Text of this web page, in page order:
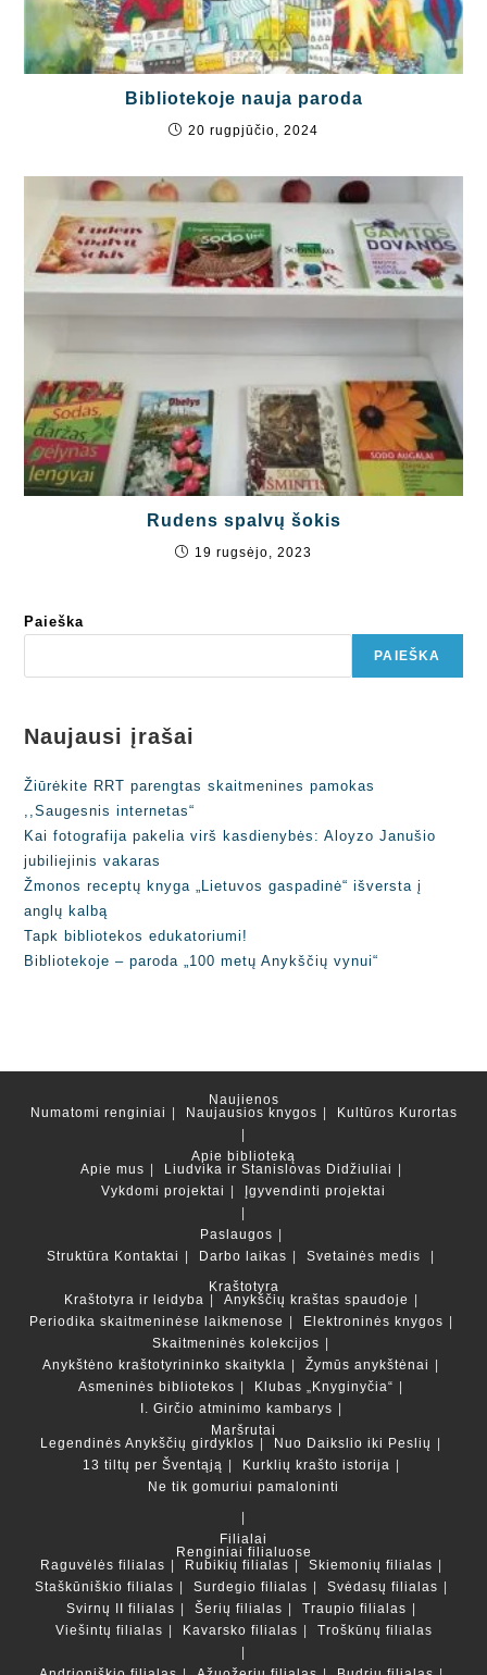
Bibliotekoje nauja paroda
20 rugpjūčio, 2024
Rudens spalvų šokis
19 rugsėjo, 2023
Paieška
PAIEŠKA
Naujausi įrašai
Žiūrėkite RRT parengtas skaitmenines pamokas
,,Saugesnis internetas“
Kai fotografija pakelia virš kasdienybės: Aloyzo Janušio
jubiliejinis vakaras
Žmonos receptų knyga „Lietuvos gaspadinė“ išversta į
anglų kalbą
Tapk bibliotekos edukatoriumi!
Bibliotekoje – paroda „100 metų Anykščių vynui“
Naujienos
Numatomi renginiai
Naujausios knygos Kultūros Kurortas
Apie biblioteką
Apie mus
Liudvika ir Stanislovas Didžiuliai
Vykdomi projektai
Įgyvendinti projektai
Paslaugos
Struktūra Kontaktai Darbo laikas
Svetainės medis
Kraštotyra
Kraštotyra ir leidyba
Anykščių kraštas spaudoje
Periodika skaitmeninėse laikmenose
Elektroninės knygos
Skaitmeninės kolekcijos
Anykštėno kraštotyrininko skaitykla
Žymūs anykštėnai
Asmeninės bibliotekos
Klubas „Knyginyčia“
I. Girčio atminimo kambarys
Maršrutai
Legendinės Anykščių girdyklos
Nuo Daikslio iki Peslių
13 tiltų per Šventąją
Kurklių krašto istorija
Ne tik gomuriui pamaloninti
Filialai
Renginiai filialuose
Raguvėlės filialas
Rubikių filialas
Skiemonių filialas
Staškūniškio filialas
Surdegio filialas
Svėdasų filialas
Svirnų II filialas
Šerių filialas
Traupio filialas
Viešintų filialas
Kavarsko filialas Troškūnų filialas